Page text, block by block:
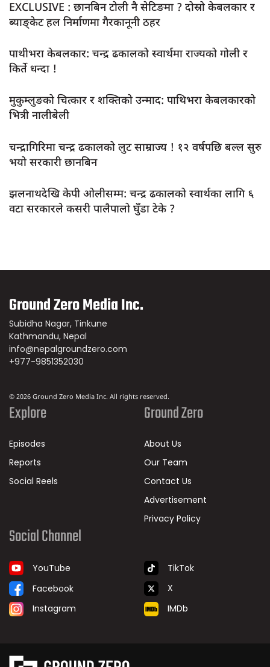
EXCLUSIVE : छानबिन टोली नै सेटिङमा ? दोस्रो केबलकार र
ब्याङ्केट हल निर्माणमा गैरकानूनी ठहर
पाथीभरा केबलकार: चन्द्र ढकालको स्वार्थमा राज्यको गोली र
किर्ते धन्दा !
मुकुम्लुङको चित्कार र शक्तिको उन्माद: पाथिभरा केबलकारको
भित्री नालीबेली
चन्द्रागिरिमा चन्द्र ढकालको लुट साम्राज्य ! १२ वर्षपछि बल्ल सुरु
भयो सरकारी छानबिन
झलनाथदेखि केपी ओलीसम्म: चन्द्र ढकालको स्वार्थका लागि ६
वटा सरकारले कसरी पालैपालो घुँडा टेके ?
Ground Zero Media Inc.
Subidha Nagar, Tinkune
Kathmandu, Nepal
info@nepalgroundzero.com
+977-9851352030
© 2026 Ground Zero Media Inc. All rights reserved.
Explore
Episodes
Reports
Social Reels
Ground Zero
About Us
Our Team
Contact Us
Advertisement
Privacy Policy
Social Channel
YouTube
Facebook
Instagram
TikTok
X
IMDb